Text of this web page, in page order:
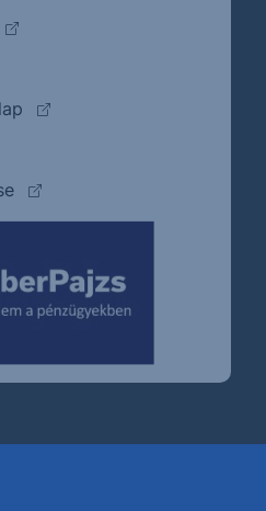
(külső oldalra ugrik)
ugrik)
(külső oldalra ugrik)
(külső oldalra ugrik)